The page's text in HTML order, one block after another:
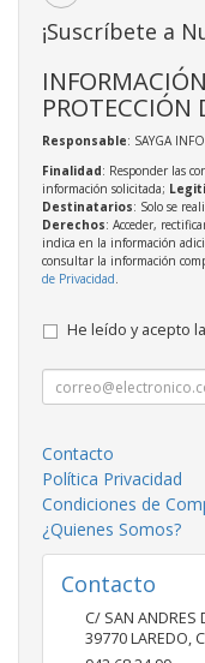
¡Suscríbete a
PROTECCIÓN
Responsable: SAYGA
Finalidad: Responder las
información solicitada;
Destinatarios: Solo se
Derechos: Acceder,
indica en la información
consultar la información
de Privacidad.
He leído y acepto la
Contacto
Política Privacidad
Condiciones de
¿Quienes Somos?
Contacto
C/ SAN ANDRES
39770LAREDO,